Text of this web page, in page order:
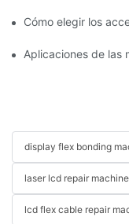
Cómo elegir los
Aplicaciones de las
display flex bonding
laser lcd repair machine
lcd flex cable repair